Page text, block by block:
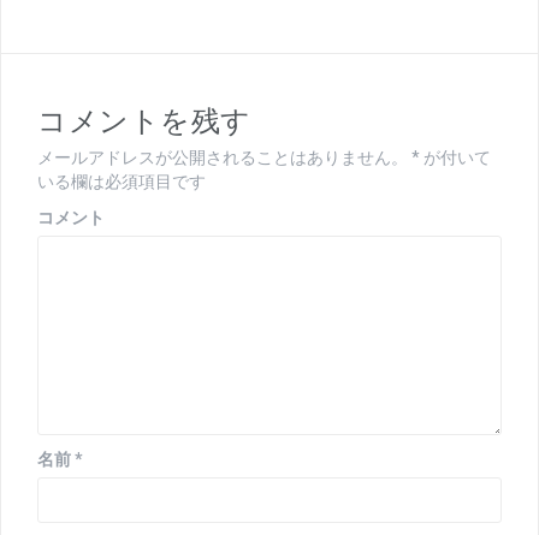
コメントを残す
メールアドレスが公開されることはありません。 * が付いて
いる欄は必須項目です
コメント
名前*